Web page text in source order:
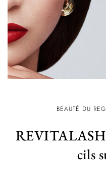
BEAUTÉ DU
cils